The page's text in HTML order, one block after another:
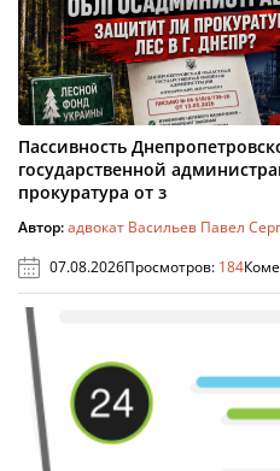
Пассивность
государственной
прокуратура от з
Автор:адвокат Васильев Павел
07.08.2026Просмотров: 184